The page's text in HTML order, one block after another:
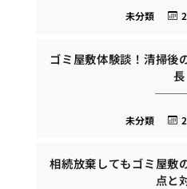
未分類
ゴミ屋敷体験談！清掃後
長
未分類
相続放棄してもゴミ屋敷
点と